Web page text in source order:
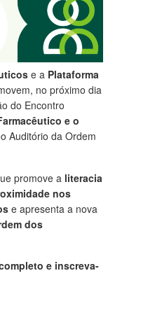
e a Plataforma
no próximo dia
do Encontro
e o
Auditório da Ordem
promove a literacia
nos
e apresenta a nova
dos
e inscreva-